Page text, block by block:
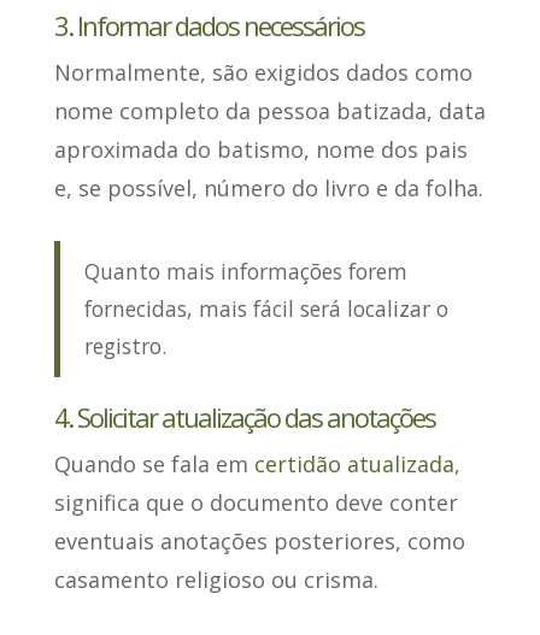
3. Informar dados necessários
Normalmente, são exigidos dados como
nome completo da pessoa batizada, data
aproximada do batismo, nome dos pais
e, se possível, número do livro e da folha.
Quanto mais informações forem
fornecidas, mais fácil será localizar o
registro.
4. Solicitar atualização das anotações
Quando se fala em certidão atualizada,
significa que o documento deve conter
eventuais anotações posteriores, como
casamento religioso ou crisma.